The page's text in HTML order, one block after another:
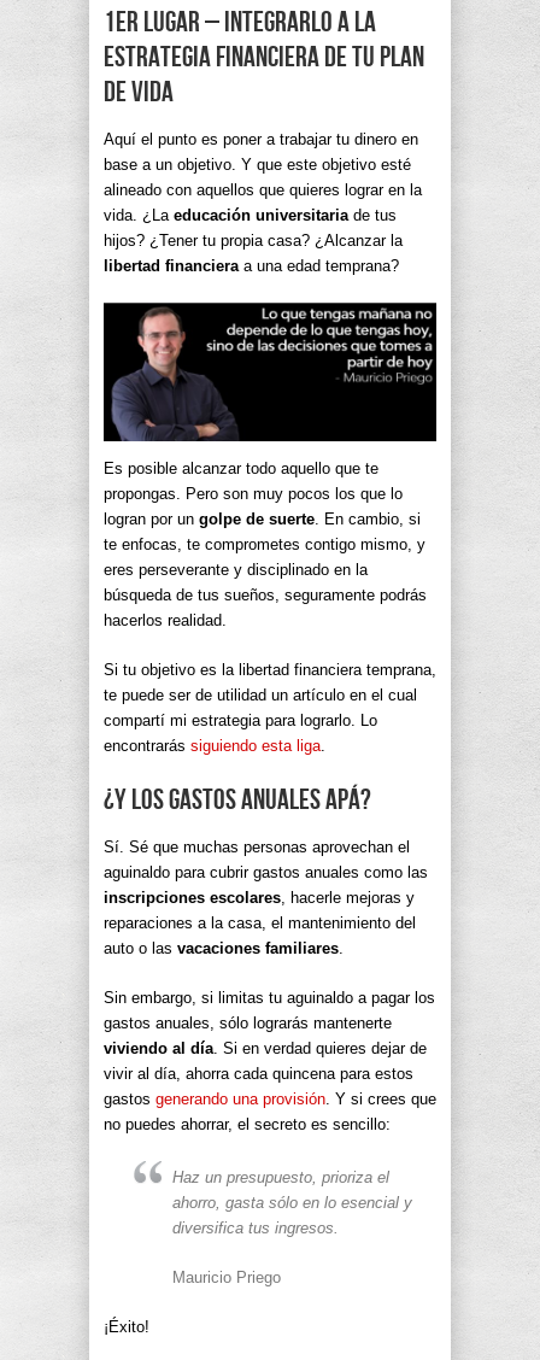
1er lugar – Integrarlo a la
estrategia financiera de tu plan
de vida
Aquí el punto es poner a trabajar tu dinero en
base a un objetivo. Y que este objetivo esté
alineado con aquellos que quieres lograr en la
vida. ¿La educación universitaria de tus
hijos? ¿Tener tu propia casa? ¿Alcanzar la
libertad financiera a una edad temprana?
Es posible alcanzar todo aquello que te
propongas. Pero son muy pocos los que lo
logran por un golpe de suerte . En cambio, si
te enfocas, te comprometes contigo mismo, y
eres perseverante y disciplinado en la
búsqueda de tus sueños, seguramente podrás
hacerlos realidad.
Si tu objetivo es la libertad financiera temprana,
te puede ser de utilidad un artículo en el cual
compartí mi estrategia para lograrlo. Lo
encontrarás siguiendo esta liga
¿Y los gastos anuales apá?
Sí. Sé que muchas personas aprovechan el
aguinaldo para cubrir gastos anuales como las
inscripciones escolares , hacerle mejoras y
reparaciones a la casa, el mantenimiento del
auto o las vacaciones familiares
Sin embargo, si limitas tu aguinaldo a pagar los
gastos anuales, sólo lograrás mantenerte
viviendo al día . Si en verdad quieres dejar de
vivir al día, ahorra cada quincena para estos
gastos generando una provisión . Y si crees que
no puedes ahorrar, el secreto es sencillo:
Haz un presupuesto, prioriza el
ahorro, gasta sólo en lo esencial y
diversifica tus ingresos.
Mauricio Priego
¡Éxito!